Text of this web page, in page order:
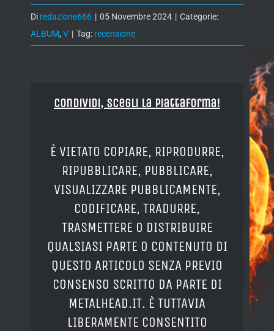
Di redazione666 | 05 Novembre 2024 | Categorie:
ALBUM, V | Tag: recensione
Condividi, Scegli la piattaforma!
È VIETATO COPIARE, RIPRODURRE,
RIPUBBLICARE, PUBBLICARE,
VISUALIZZARE PUBBLICAMENTE,
CODIFICARE, TRADURRE,
TRASMETTERE O DISTRIBUIRE
QUALSIASI PARTE O CONTENUTO DI
QUESTO ARTICOLO SENZA PREVIO
CONSENSO SCRITTO DA PARTE DI
METALHEAD.IT. È TUTTAVIA
LIBERAMENTE CONSENTITO